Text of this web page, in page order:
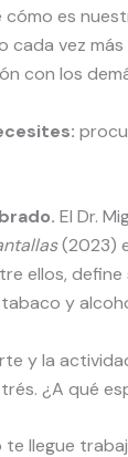
es
cada vez
con los
El Dr.
(2023)
ellos,
y
y la
¿A qué
te llegue